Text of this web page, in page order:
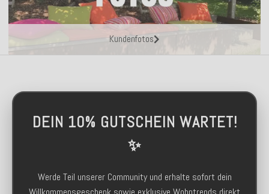
Kundenfotos
DEIN 10% GUTSCHEIN WARTET!
✨
Werde Teil unserer Community und erhalte sofort dein